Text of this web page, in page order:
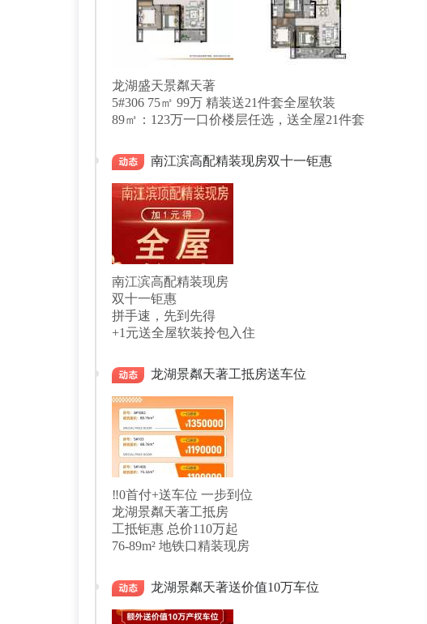
龙湖盛天景粼天著
5#306 75㎡ 99万 精装送21件套全屋软装
南江滨高配精装现房双十一钜惠
南江滨高配精装现房
双十一钜惠
拼手速，先到先得
+1元送全屋软装拎包入住
龙湖景粼天著工抵房送车位
‼️0首付+送车位 一步到位
龙湖景粼天著工抵房
工抵钜惠 总价110万起
龙湖景粼天著送价值10万车位